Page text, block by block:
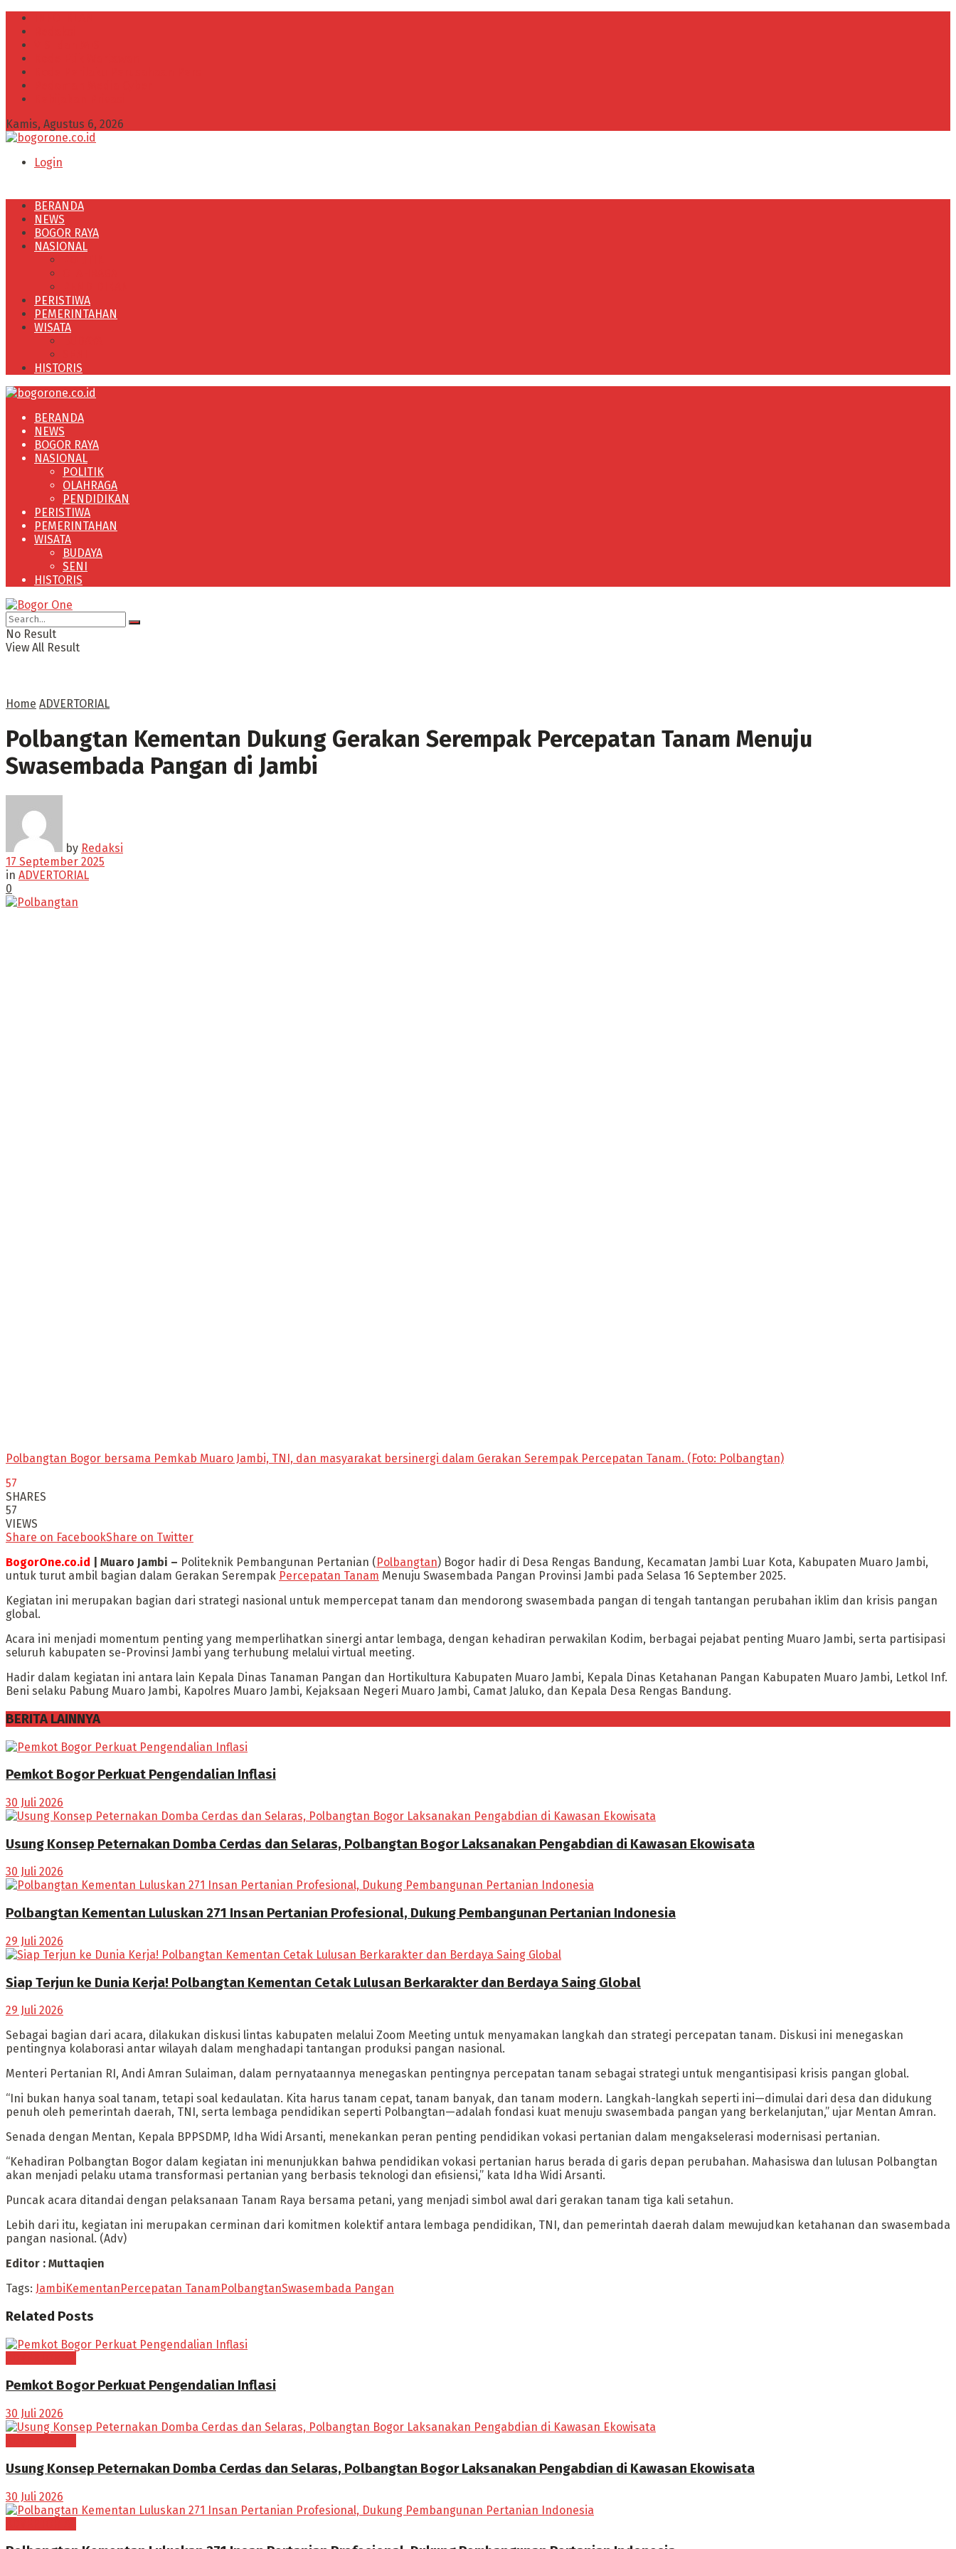
Kamis, Agustus 6, 2026
Login
BERANDA
NEWS
BOGOR RAYA
NASIONAL
PERISTIWA
PEMERINTAHAN
WISATA
HISTORIS
BERANDA
NEWS
BOGOR RAYA
NASIONAL
POLITIK
OLAHRAGA
PENDIDIKAN
PERISTIWA
PEMERINTAHAN
WISATA
BUDAYA
SENI
HISTORIS
No Result
View All Result
Home ADVERTORIAL
Polbangtan Kementan Dukung Gerakan Serempak Percepatan Tanam Menuju
Swasembada Pangan di Jambi
by Redaksi
17 September 2025
in ADVERTORIAL
0
Polbangtan Bogor bersama Pemkab Muaro Jambi, TNI, dan masyarakat bersinergi dalam Gerakan Serempak Percepatan Tanam. (Foto: Polbangtan)
57
SHARES
57
VIEWS
Share on FacebookShare on Twitter
BogorOne.co.id | Muaro Jambi – Politeknik Pembangunan Pertanian (Polbangtan) Bogor hadir di Desa Rengas Bandung, Kecamatan Jambi Luar Kota, Kabupaten Muaro Jambi,
untuk turut ambil bagian dalam Gerakan Serempak Percepatan Tanam Menuju Swasembada Pangan Provinsi Jambi pada Selasa 16 September 2025.
Kegiatan ini merupakan bagian dari strategi nasional untuk mempercepat tanam dan mendorong swasembada pangan di tengah tantangan perubahan iklim dan krisis pangan
global.
Acara ini menjadi momentum penting yang memperlihatkan sinergi antar lembaga, dengan kehadiran perwakilan Kodim, berbagai pejabat penting Muaro Jambi, serta partisipasi
seluruh kabupaten se-Provinsi Jambi yang terhubung melalui virtual meeting.
Hadir dalam kegiatan ini antara lain Kepala Dinas Tanaman Pangan dan Hortikultura Kabupaten Muaro Jambi, Kepala Dinas Ketahanan Pangan Kabupaten Muaro Jambi, Letkol Inf.
Beni selaku Pabung Muaro Jambi, Kapolres Muaro Jambi, Kejaksaan Negeri Muaro Jambi, Camat Jaluko, dan Kepala Desa Rengas Bandung.
BERITA LAINNYA
Pemkot Bogor Perkuat Pengendalian Inflasi
30 Juli 2026
Usung Konsep Peternakan Domba Cerdas dan Selaras, Polbangtan Bogor Laksanakan Pengabdian di Kawasan Ekowisata
30 Juli 2026
Polbangtan Kementan Luluskan 271 Insan Pertanian Profesional, Dukung Pembangunan Pertanian Indonesia
29 Juli 2026
Siap Terjun ke Dunia Kerja! Polbangtan Kementan Cetak Lulusan Berkarakter dan Berdaya Saing Global
29 Juli 2026
Sebagai bagian dari acara, dilakukan diskusi lintas kabupaten melalui Zoom Meeting untuk menyamakan langkah dan strategi percepatan tanam. Diskusi ini menegaskan
pentingnya kolaborasi antar wilayah dalam menghadapi tantangan produksi pangan nasional.
Menteri Pertanian RI, Andi Amran Sulaiman, dalam pernyataannya menegaskan pentingnya percepatan tanam sebagai strategi untuk mengantisipasi krisis pangan global.
“Ini bukan hanya soal tanam, tetapi soal kedaulatan. Kita harus tanam cepat, tanam banyak, dan tanam modern. Langkah-langkah seperti ini—dimulai dari desa dan didukung
penuh oleh pemerintah daerah, TNI, serta lembaga pendidikan seperti Polbangtan—adalah fondasi kuat menuju swasembada pangan yang berkelanjutan,” ujar Mentan Amran.
Senada dengan Mentan, Kepala BPPSDMP, Idha Widi Arsanti, menekankan peran penting pendidikan vokasi pertanian dalam mengakselerasi modernisasi pertanian.
“Kehadiran Polbangtan Bogor dalam kegiatan ini menunjukkan bahwa pendidikan vokasi pertanian harus berada di garis depan perubahan. Mahasiswa dan lulusan Polbangtan
akan menjadi pelaku utama transformasi pertanian yang berbasis teknologi dan efisiensi,” kata Idha Widi Arsanti.
Puncak acara ditandai dengan pelaksanaan Tanam Raya bersama petani, yang menjadi simbol awal dari gerakan tanam tiga kali setahun.
Lebih dari itu, kegiatan ini merupakan cerminan dari komitmen kolektif antara lembaga pendidikan, TNI, dan pemerintah daerah dalam mewujudkan ketahanan dan swasembada
pangan nasional. (Adv)
Editor : Muttaqien
Tags: Jambi Kementan Percepatan Tanam PolbangtanSwasembada Pangan
Related Posts
Pemkot Bogor Perkuat Pengendalian Inflasi
30 Juli 2026
Usung Konsep Peternakan Domba Cerdas dan Selaras, Polbangtan Bogor Laksanakan Pengabdian di Kawasan Ekowisata
30 Juli 2026